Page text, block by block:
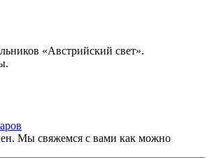
«Австрийский свет».
Мы свяжемся с вами как можно